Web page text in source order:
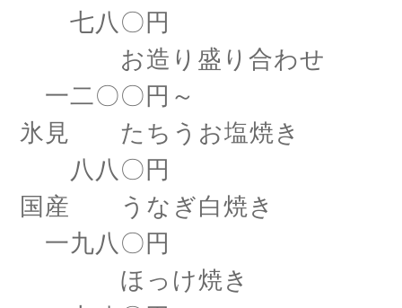
七八〇円
お造り盛り合わせ
一二〇〇円～
氷見 たちうお塩焼き
八八〇円
国産 うなぎ白焼き
一九八〇円
ほっけ焼き